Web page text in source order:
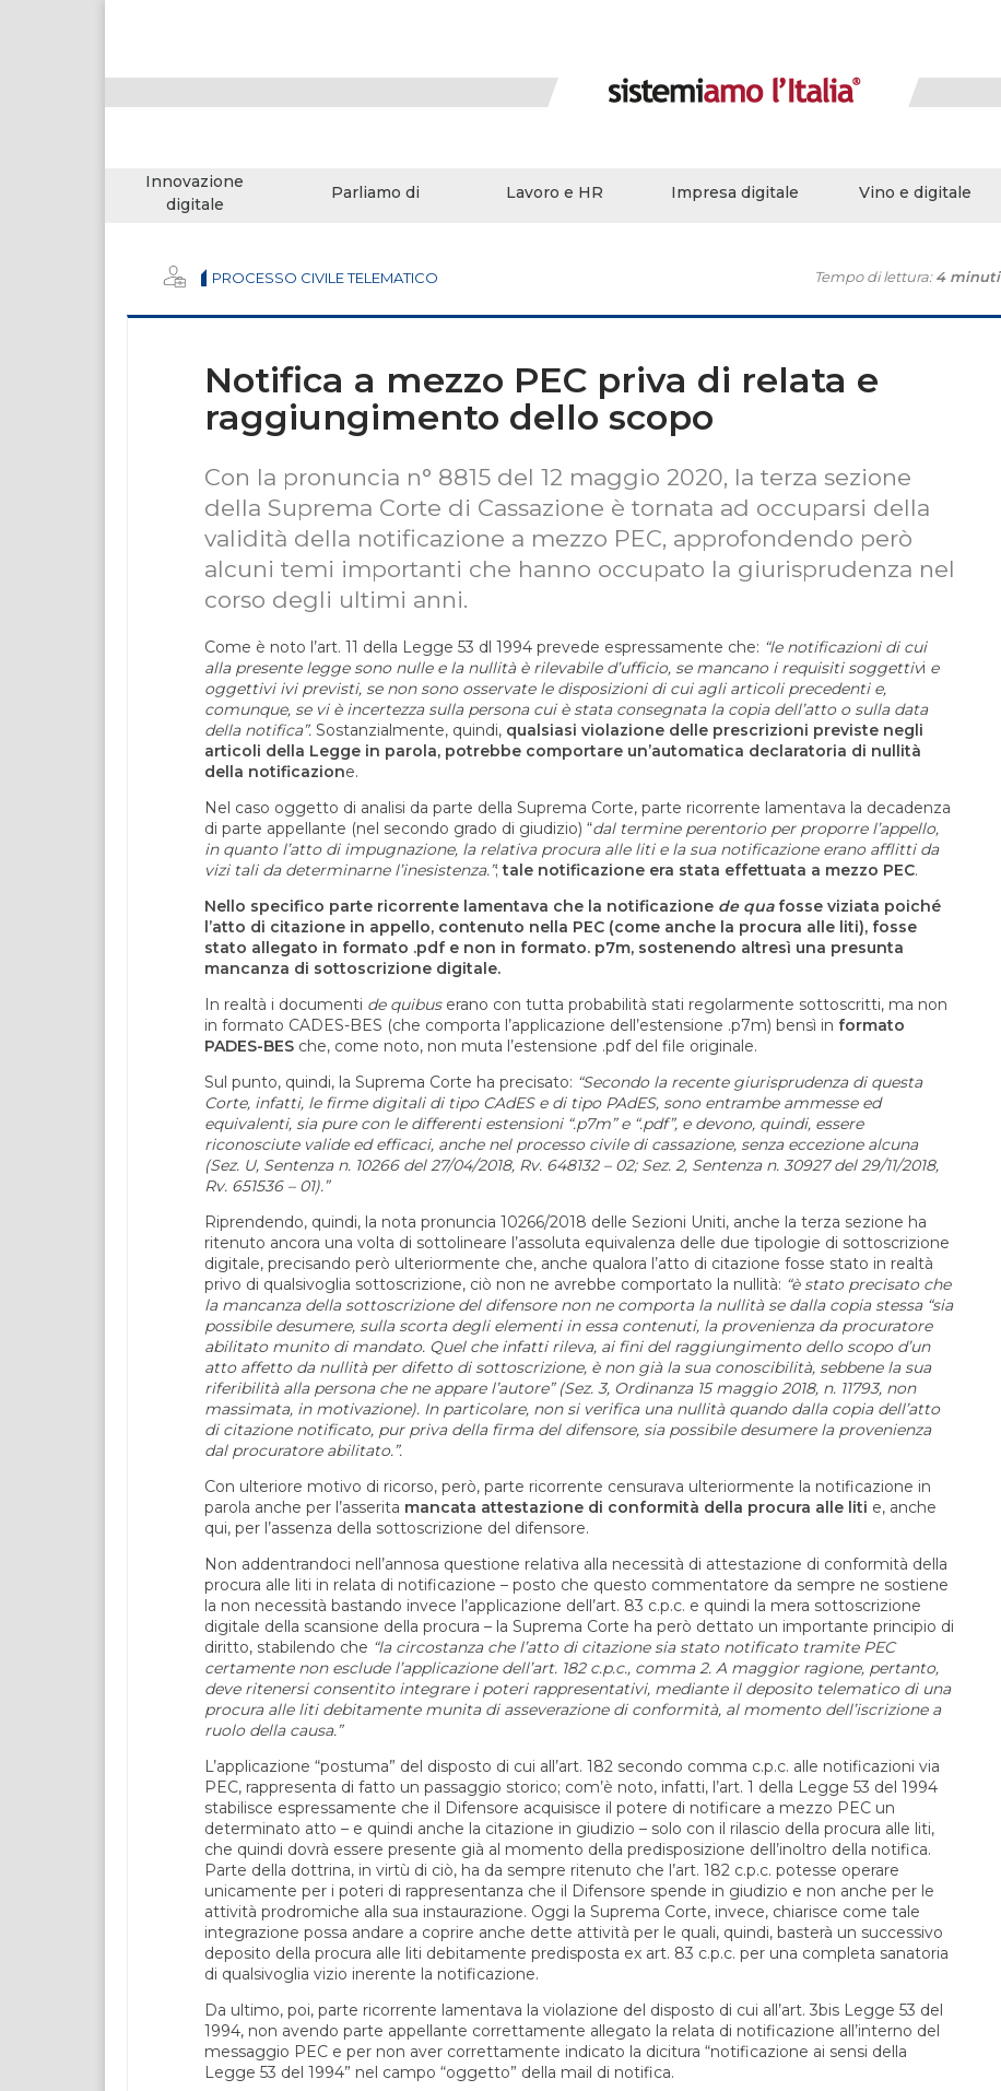
Innovazione
digitale
Parliamo di Lavoro e HR Impresa digitale Vino e digitale
PROCESSO CIVILE TELEMATICO Tempo di lettura:4 minuti
Notifica a mezzo PEC priva di relata e
raggiungimento dello scopo
Con la pronuncia n° 8815 del 12 maggio 2020, la terza sezione
della Suprema Corte di Cassazione è tornata ad occuparsi della
validità della notificazione a mezzo PEC, approfondendo però
alcuni temi importanti che hanno occupato la giurisprudenza nel
corso degli ultimi anni.
Come è noto l’art. 11 della Legge 53 dl 1994 prevede espressamente che: “le notificazioni di cui
alla presente legge sono nulle e la nullità è rilevabile d’ufficio, se mancano i requisiti soggettivi e
oggettivi ivi previsti, se non sono osservate le disposizioni di cui agli articoli precedenti e,
comunque, se vi è incertezza sulla persona cui è stata consegnata la copia dell’atto o sulla data
della notifica”. Sostanzialmente, quindi, qualsiasi violazione delle prescrizioni previste negli
articoli della Legge in parola, potrebbe comportare un’automatica declaratoria di nullità
della notificazione.
Nel caso oggetto di analisi da parte della Suprema Corte, parte ricorrente lamentava la decadenza
di parte appellante (nel secondo grado di giudizio) “dal termine perentorio per proporre l’appello,
in quanto l’atto di impugnazione, la relativa procura alle liti e la sua notificazione erano afflitti da
vizi tali da determinarne l’inesistenza.”;tale notificazione era stata effettuata a mezzo PEC.
Nello specifico parte ricorrente lamentava che la notificazione de quafosse viziata poiché
l’atto di citazione in appello, contenuto nella PEC (come anche la procura alle liti), fosse
stato allegato in formato .pdf e non in formato. p7m, sostenendo altresì una presunta
mancanza di sottoscrizione digitale.
In realtà i documenti de quibuserano con tutta probabilità stati regolarmente sottoscritti, ma non
in formato CADES-BES (che comporta l’applicazione dell’estensione .p7m) bensì in formato
PADES-BES che, come noto, non muta l’estensione .pdf del file originale.
Sul punto, quindi, la Suprema Corte ha precisato: “Secondo la recente giurisprudenza di questa
Corte, infatti, le firme digitali di tipo CAdES e di tipo PAdES, sono entrambe ammesse ed
equivalenti, sia pure con le differenti estensioni “.p7m” e “.pdf”, e devono, quindi, essere
riconosciute valide ed efficaci, anche nel processo civile di cassazione, senza eccezione alcuna
(Sez. U, Sentenza n. 10266 del 27/04/2018, Rv. 648132 – 02; Sez. 2, Sentenza n. 30927 del 29/11/2018,
Rv. 651536 – 01).”
Riprendendo, quindi, la nota pronuncia 10266/2018 delle Sezioni Uniti, anche la terza sezione ha
ritenuto ancora una volta di sottolineare l’assoluta equivalenza delle due tipologie di sottoscrizione
digitale, precisando però ulteriormente che, anche qualora l’atto di citazione fosse stato in realtà
privo di qualsivoglia sottoscrizione, ciò non ne avrebbe comportato la nullità: “è stato precisato che
la mancanza della sottoscrizione del difensore non ne comporta la nullità se dalla copia stessa “sia
possibile desumere, sulla scorta degli elementi in essa contenuti, la provenienza da procuratore
abilitato munito di mandato. Quel che infatti rileva, ai fini del raggiungimento dello scopo d’un
atto affetto da nullità per difetto di sottoscrizione, è non già la sua conoscibilità, sebbene la sua
riferibilità alla persona che ne appare l’autore” (Sez. 3, Ordinanza 15 maggio 2018, n. 11793, non
massimata, in motivazione). In particolare, non si verifica una nullità quando dalla copia dell’atto
di citazione notificato, pur priva della firma del difensore, sia possibile desumere la provenienza
dal procuratore abilitato.”.
Con ulteriore motivo di ricorso, però, parte ricorrente censurava ulteriormente la notificazione in
parola anche per l’asserita mancata attestazione di conformità della procura alle liti e, anche
qui, per l’assenza della sottoscrizione del difensore.
Non addentrandoci nell’annosa questione relativa alla necessità di attestazione di conformità della
procura alle liti in relata di notificazione – posto che questo commentatore da sempre ne sostiene
la non necessità bastando invece l’applicazione dell’art. 83 c.p.c. e quindi la mera sottoscrizione
digitale della scansione della procura – la Suprema Corte ha però dettato un importante principio di
diritto, stabilendo che “la circostanza che l’atto di citazione sia stato notificato tramite PEC
certamente non esclude l’applicazione dell’art. 182 c.p.c., comma 2. A maggior ragione, pertanto,
deve ritenersi consentito integrare i poteri rappresentativi, mediante il deposito telematico di una
procura alle liti debitamente munita di asseverazione di conformità, al momento dell’iscrizione a
ruolo della causa.”
L’applicazione “postuma” del disposto di cui all’art. 182 secondo comma c.p.c. alle notificazioni via
PEC, rappresenta di fatto un passaggio storico; com’è noto, infatti, l’art. 1 della Legge 53 del 1994
stabilisce espressamente che il Difensore acquisisce il potere di notificare a mezzo PEC un
determinato atto – e quindi anche la citazione in giudizio – solo con il rilascio della procura alle liti,
che quindi dovrà essere presente già al momento della predisposizione dell’inoltro della notifica.
Parte della dottrina, in virtù di ciò, ha da sempre ritenuto che l’art. 182 c.p.c. potesse operare
unicamente per i poteri di rappresentanza che il Difensore spende in giudizio e non anche per le
attività prodromiche alla sua instaurazione. Oggi la Suprema Corte, invece, chiarisce come tale
integrazione possa andare a coprire anche dette attività per le quali, quindi, basterà un successivo
deposito della procura alle liti debitamente predisposta ex art. 83 c.p.c. per una completa sanatoria
di qualsivoglia vizio inerente la notificazione.
Da ultimo, poi, parte ricorrente lamentava la violazione del disposto di cui all’art. 3bis Legge 53 del
1994, non avendo parte appellante correttamente allegato la relata di notificazione all’interno del
messaggio PEC e per non aver correttamente indicato la dicitura “notificazione ai sensi della
Legge 53 del 1994” nel campo “oggetto” della mail di notifica.